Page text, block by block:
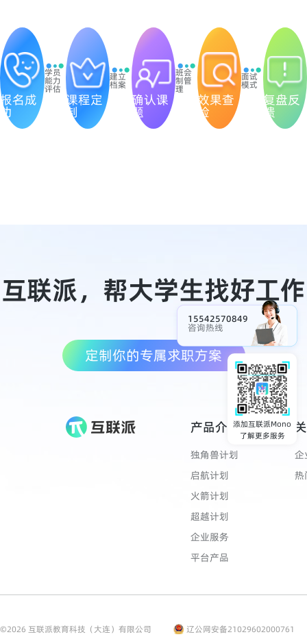
报名成
功
学员
能力
评估
课程定
制
建立
档案
确认课
题
班会
制管
理
效果查
验
面试
模式
复盘反
馈
15542570849
咨询热线
添加互联派Mono
了解更多服务
互联派，帮大学生找好工作
定制你的专属求职方案
产品介绍
独角兽计划
启航计划
火箭计划
超越计划
企业服务
平台产品
企
热
©2026 互联派教育科技（大连）有限公司 辽公网安备21029602000761